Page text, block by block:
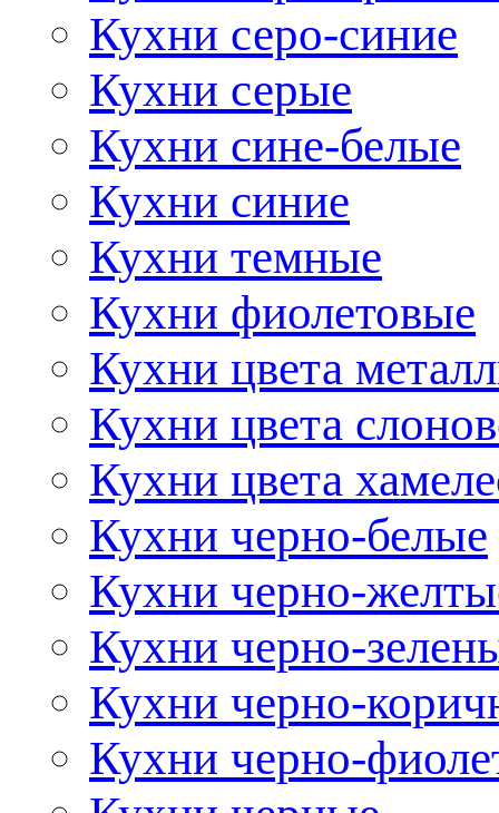
Кухни серо-синие
Кухни серые
Кухни сине-белые
Кухни синие
Кухни темные
Кухни фиолетовые
Кухни цвета
Кухни цвета
Кухни цвета
Кухни черно-белые
Кухни черно-
Кухни черно-
Кухни черно-
Кухни черно-